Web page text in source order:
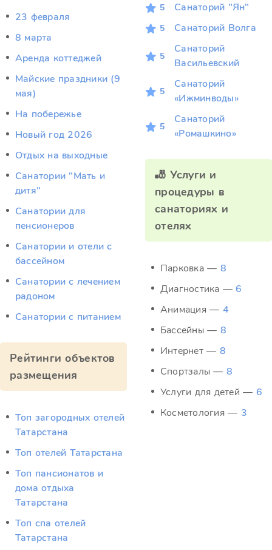
23 февраля
8 марта
Аренда коттеджей
Майские праздники (9
мая)
На побережье
Новый год 2026
Отдых на выходные
Санатории "Мать и
дитя"
Санатории для
пенсионеров
Санатории и отели с
бассейном
Санатории с лечением
радоном
Санатории с питанием
Рейтинги объектов
размещения
Топ загородных отелей
Татарстана
Топ отелей Татарстана
Топ пансионатов и
дома отдыха
Татарстана
Топ спа отелей
Татарстана
5 Санаторий "Ян"
5 Санаторий Волга
5
Санаторий
Васильевский
5
Санаторий
«Ижминводы»
5
Санаторий
«Ромашкино»
🎳 Услуги и
процедуры в
санаториях и
отелях
Парковка — 8
Диагностика —6
Анимация — 4
Бассейны — 8
Интернет — 8
Спортзалы — 8
Услуги для детей — 6
Косметология — 3